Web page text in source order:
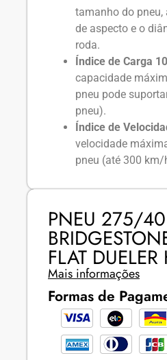
tamanho do pneu,
de aspecto e o
roda.
Índice de Carga
capacidade
pneu pode
pneu).
Índice de
velocidade
pneu (até 300 km/
PNEU 275/
FLAT
Mais informações
Formas de